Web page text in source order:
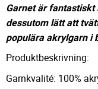
Garnet är
dessutom lätt att
populära akrylgarn i
Produktbeskrivning:
Garnkvalité: 100%